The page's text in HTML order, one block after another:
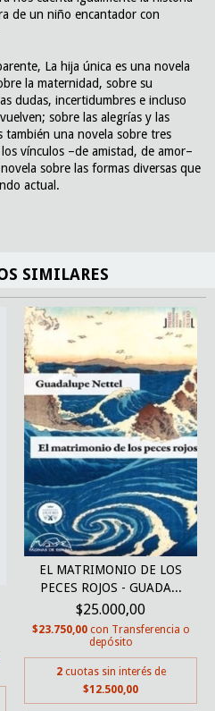
de un niño encantador con
La hija única es una novela
la maternidad, sobre su
dudas, incertidumbres e incluso
sobre las alegrías y las
también una novela sobre tres
vínculos –de amistad, de amor–
sobre las formas diversas que
actual.
SIMILARES
EL MATRIMONIO DE LOS
PECES ROJOS - GUADA...
$25.000,00
$23.750,00 con Transferencia o
depósito
2 cuotas sin interés de
$12.500,00